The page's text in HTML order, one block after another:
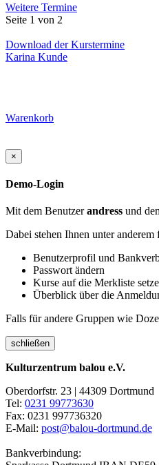
Weitere Termine
Seite 1 von 2
Download der Kurstermine
Karina Kunde
Warenkorb
×
Demo-Login
Mit dem Benutzerandress und
Dabei stehen Ihnen unter
Benutzerprofil und
Passwort ändern
Kurse auf die Merkliste
Überblick über die
Falls für andere Gruppen wie
schließen
Kulturzentrum balou e.V.
Oberdorfstr. 23 | 44309 Dortmund
Tel: 0231 99773630
Fax: 0231 997736320
E-Mail: post@balou-dortmund.de
Bankverbindung: